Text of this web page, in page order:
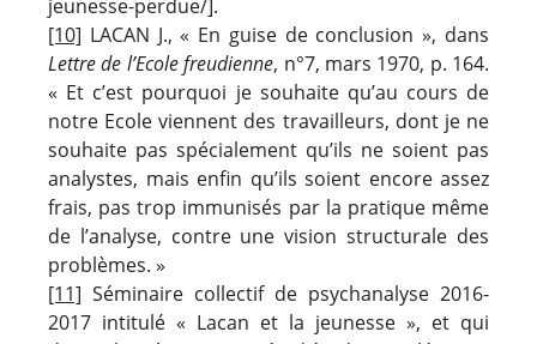
jeunesse-perdue/].
[10] LACAN J., « En guise de conclusion », dans
Lettre de l’Ecole freudienne, n°7, mars 1970, p. 164.
« Et c’est pourquoi je souhaite qu’au cours de
notre Ecole viennent des travailleurs, dont je ne
souhaite pas spécialement qu’ils ne soient pas
analystes, mais enfin qu’ils soient encore assez
frais, pas trop immunisés par la pratique même
de l’analyse, contre une vision structurale des
problèmes. »
[11] Séminaire collectif de psychanalyse 2016-
2017 intitulé « Lacan et la jeunesse », et qui